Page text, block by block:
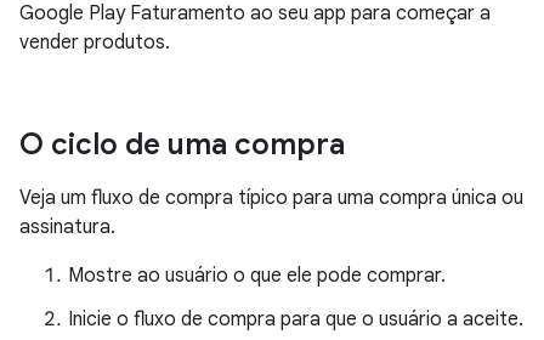
Google Play Faturamento ao seu app para começar a
vender produtos.
O ciclo de uma compra
Veja um fluxo de compra típico para uma compra única ou
assinatura.
Mostre ao usuário o que ele pode comprar.
Inicie o fluxo de compra para que o usuário a aceite.